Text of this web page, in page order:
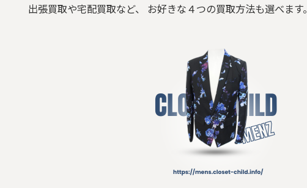
出張買取や宅配買取など、 お好きな４つの買取方法も選べます。